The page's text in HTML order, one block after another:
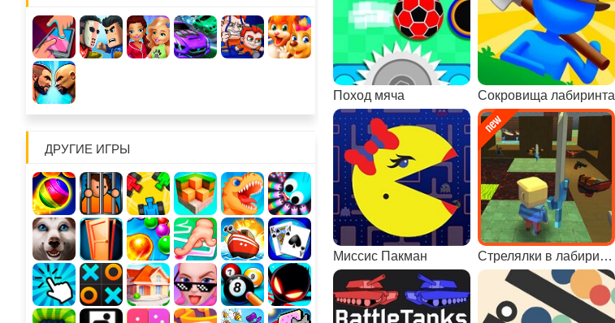
ДРУГИЕ ИГРЫ
Поход мяча Сокровища лабиринта
Миссис Пакман Стрелялки в лабиринте Когамы